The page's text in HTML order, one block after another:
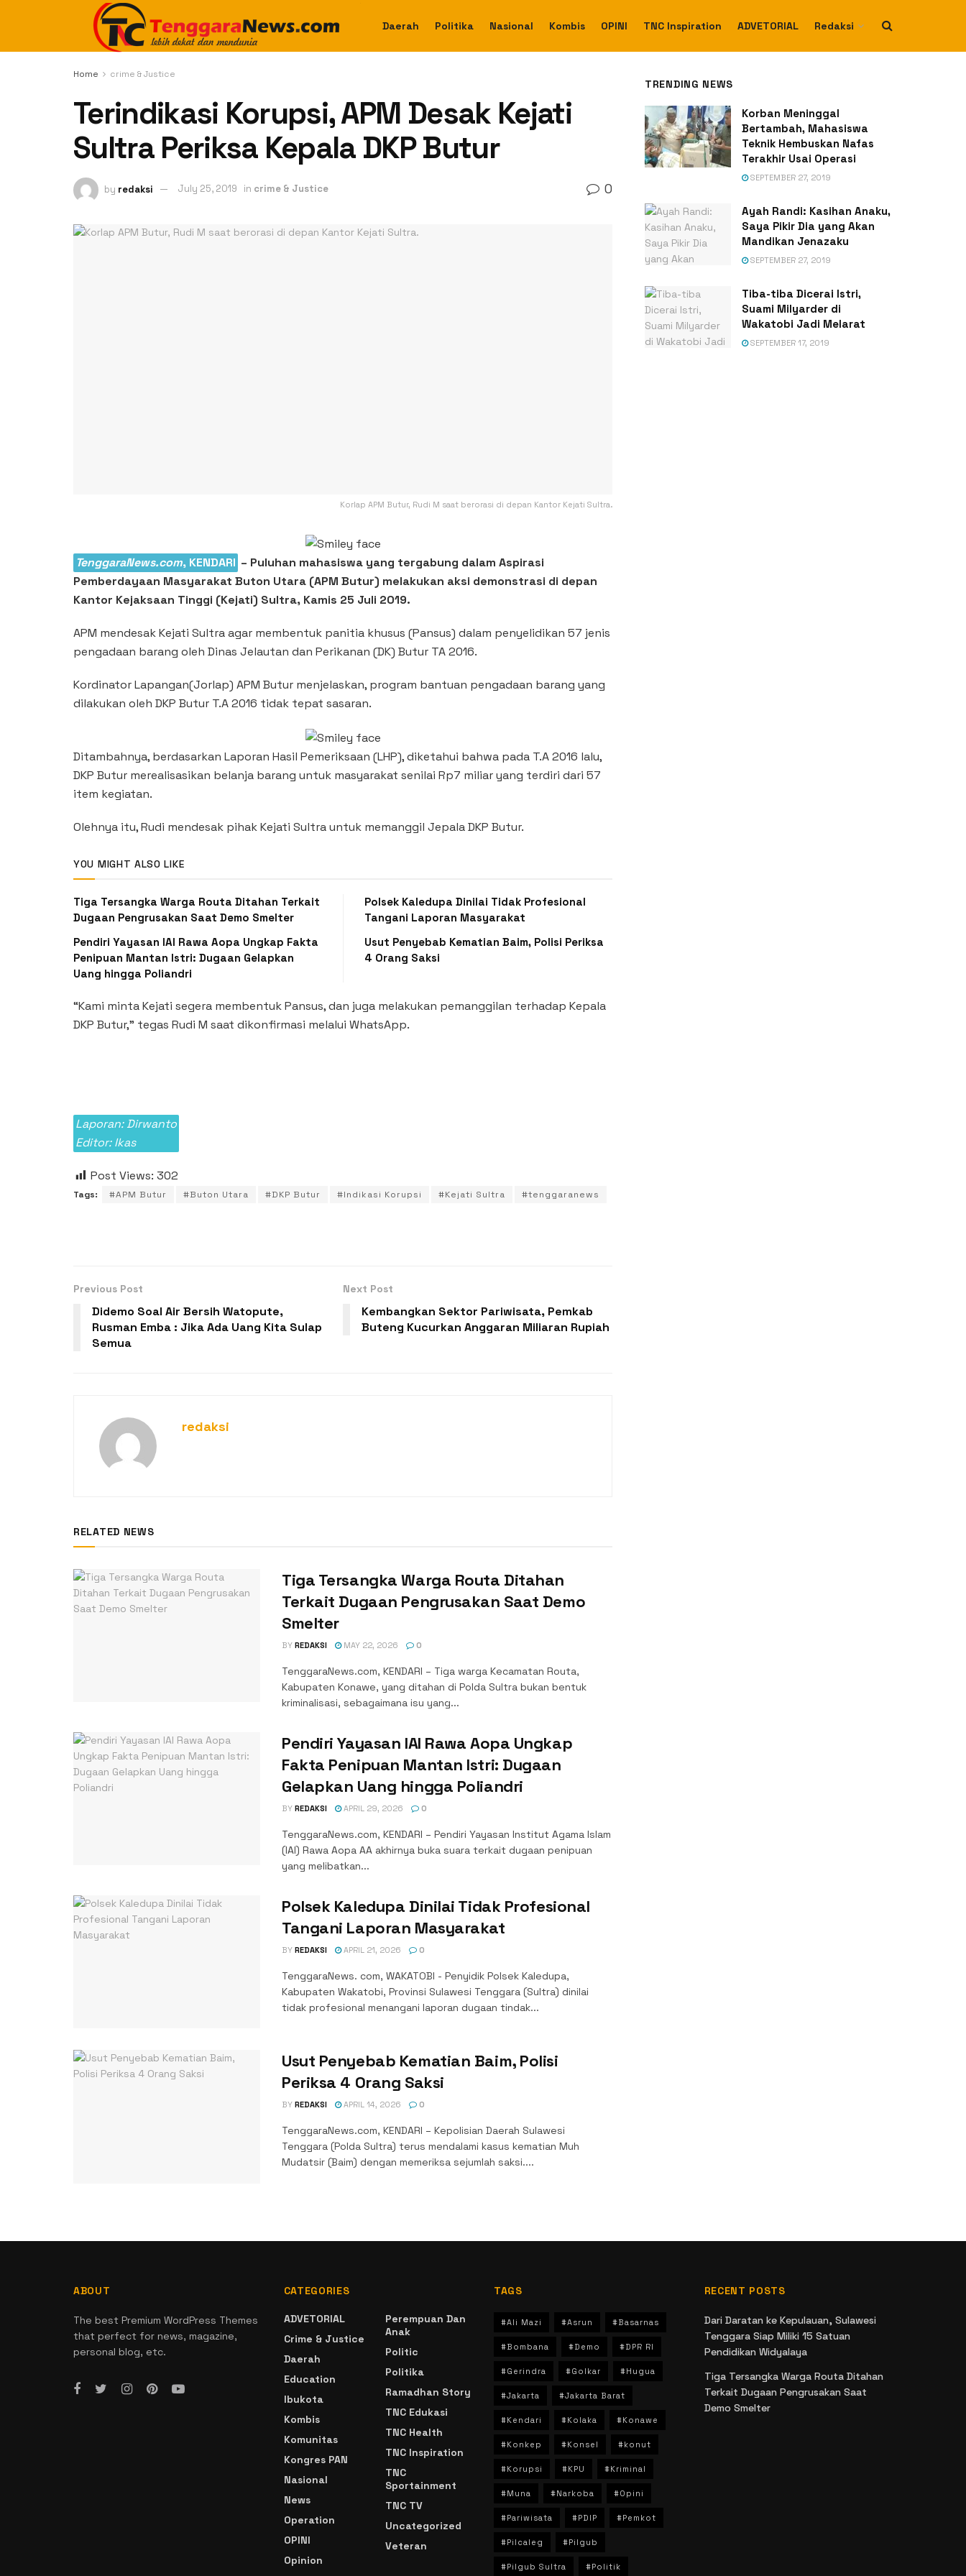
Daerah Politika Nasional Kombis OPINI TNC Inspiration ADVETORIAL Redaksi
Home crime & Justice
Terindikasi Korupsi, APM Desak Kejati
Sultra Periksa Kepala DKP Butur
by redaksi July 25, 2019 in crime & Justice 0
Korlap APM Butur, Rudi M saat berorasi di depan Kantor Kejati Sultra.
TenggaraNews.com, KENDARI – Puluhan mahasiswa yang tergabung dalam Aspirasi
Pemberdayaan Masyarakat Buton Utara (APM Butur) melakukan aksi demonstrasi di depan
Kantor Kejaksaan Tinggi (Kejati) Sultra, Kamis 25 Juli 2019.
APM mendesak Kejati Sultra agar membentuk panitia khusus (Pansus) dalam penyelidikan 57 jenis
pengadaan barang oleh Dinas Jelautan dan Perikanan (DK) Butur TA 2016.
Kordinator Lapangan(Jorlap) APM Butur menjelaskan, program bantuan pengadaan barang yang
dilakukan oleh DKP Butur T.A 2016 tidak tepat sasaran.
Ditambahnya, berdasarkan Laporan Hasil Pemeriksaan (LHP), diketahui bahwa pada T.A 2016 lalu,
DKP Butur merealisasikan belanja barang untuk masyarakat senilai Rp7 miliar yang terdiri dari 57
item kegiatan.
Olehnya itu, Rudi mendesak pihak Kejati Sultra untuk memanggil Jepala DKP Butur.
YOU MIGHT ALSO LIKE
Tiga Tersangka Warga Routa Ditahan Terkait
Dugaan Pengrusakan Saat Demo Smelter
Pendiri Yayasan IAI Rawa Aopa Ungkap Fakta
Penipuan Mantan Istri: Dugaan Gelapkan
Uang hingga Poliandri
Polsek Kaledupa Dinilai Tidak Profesional
Tangani Laporan Masyarakat
Usut Penyebab Kematian Baim, Polisi Periksa
4 Orang Saksi
“Kami minta Kejati segera membentuk Pansus, dan juga melakukan pemanggilan terhadap Kepala
DKP Butur,” tegas Rudi M saat dikonfirmasi melalui WhatsApp.
Laporan: Dirwanto
Editor: Ikas
Post Views: 302
Tags: #APM Butur #Buton Utara #DKP Butur #Indikasi Korupsi #Kejati Sultra #tenggaranews
Previous Post
Didemo Soal Air Bersih Watopute,
Rusman Emba : Jika Ada Uang Kita Sulap
Semua
Next Post
Kembangkan Sektor Pariwisata, Pemkab
Buteng Kucurkan Anggaran Miliaran Rupiah
redaksi
RELATED NEWS
Tiga Tersangka Warga Routa Ditahan
Terkait Dugaan Pengrusakan Saat Demo
Smelter
BY REDAKSI MAY 22, 2026 0
TenggaraNews.com, KENDARI – Tiga warga Kecamatan Routa,
Kabupaten Konawe, yang ditahan di Polda Sultra bukan bentuk
kriminalisasi, sebagaimana isu yang...
Pendiri Yayasan IAI Rawa Aopa Ungkap
Fakta Penipuan Mantan Istri: Dugaan
Gelapkan Uang hingga Poliandri
BY REDAKSI APRIL 29, 2026 0
TenggaraNews.com, KENDARI – Pendiri Yayasan Institut Agama Islam
(IAI) Rawa Aopa AA akhirnya buka suara terkait dugaan penipuan
yang melibatkan...
Polsek Kaledupa Dinilai Tidak Profesional
Tangani Laporan Masyarakat
BY REDAKSI APRIL 21, 2026 0
TenggaraNews. com, WAKATOBI - Penyidik Polsek Kaledupa,
Kabupaten Wakatobi, Provinsi Sulawesi Tenggara (Sultra) dinilai
tidak profesional menangani laporan dugaan tindak...
Usut Penyebab Kematian Baim, Polisi
Periksa 4 Orang Saksi
BY REDAKSI APRIL 14, 2026 0
TenggaraNews.com, KENDARI – Kepolisian Daerah Sulawesi
Tenggara (Polda Sultra) terus mendalami kasus kematian Muh
Mudatsir (Baim) dengan memeriksa sejumlah saksi....
TRENDING NEWS
Korban Meninggal
Bertambah, Mahasiswa
Teknik Hembuskan Nafas
Terakhir Usai Operasi
SEPTEMBER 27, 2019
Ayah Randi: Kasihan Anaku,
Saya Pikir Dia yang Akan
Mandikan Jenazaku
SEPTEMBER 27, 2019
Tiba-tiba Dicerai Istri,
Suami Milyarder di
Wakatobi Jadi Melarat
SEPTEMBER 17, 2019
ABOUT
The best Premium WordPress Themes
that perfect for news, magazine,
personal blog, etc.
CATEGORIES
ADVETORIAL
Crime & Justice
Daerah
Education
Ibukota
Kombis
Komunitas
Kongres PAN
Nasional
News
Operation
OPINI
Opinion
Perempuan Dan
Anak
Politic
Politika
Ramadhan Story
TNC Edukasi
TNC Health
TNC Inspiration
TNC
Sportainment
TNC TV
Uncategorized
Veteran
TAGS
#Ali Mazi #Asrun #Basarnas
#Bombana #Demo #DPR RI
#Gerindra #Golkar #Hugua
#Jakarta #Jakarta Barat
#Kendari #Kolaka #Konawe
#Konkep #Konsel #konut
#Korupsi #KPU #Kriminal
#Muna #Narkoba #Opini
#Pariwisata #PDIP #Pemkot
#Pilcaleg #Pilgub
#Pilgub Sultra #Politik
RECENT POSTS
Dari Daratan ke Kepulauan, Sulawesi
Tenggara Siap Miliki 15 Satuan
Pendidikan Widyalaya
Tiga Tersangka Warga Routa Ditahan
Terkait Dugaan Pengrusakan Saat
Demo Smelter